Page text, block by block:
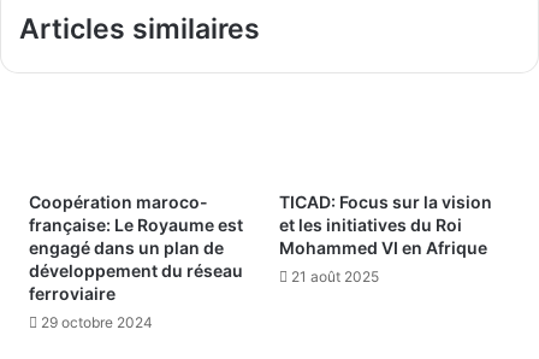
Articles similaires
Coopération maroco-
française: Le Royaume est
engagé dans un plan de
développement du réseau
ferroviaire
29 octobre 2024
TICAD: Focus sur la vision
et les initiatives du Roi
Mohammed VI en Afrique
21 août 2025